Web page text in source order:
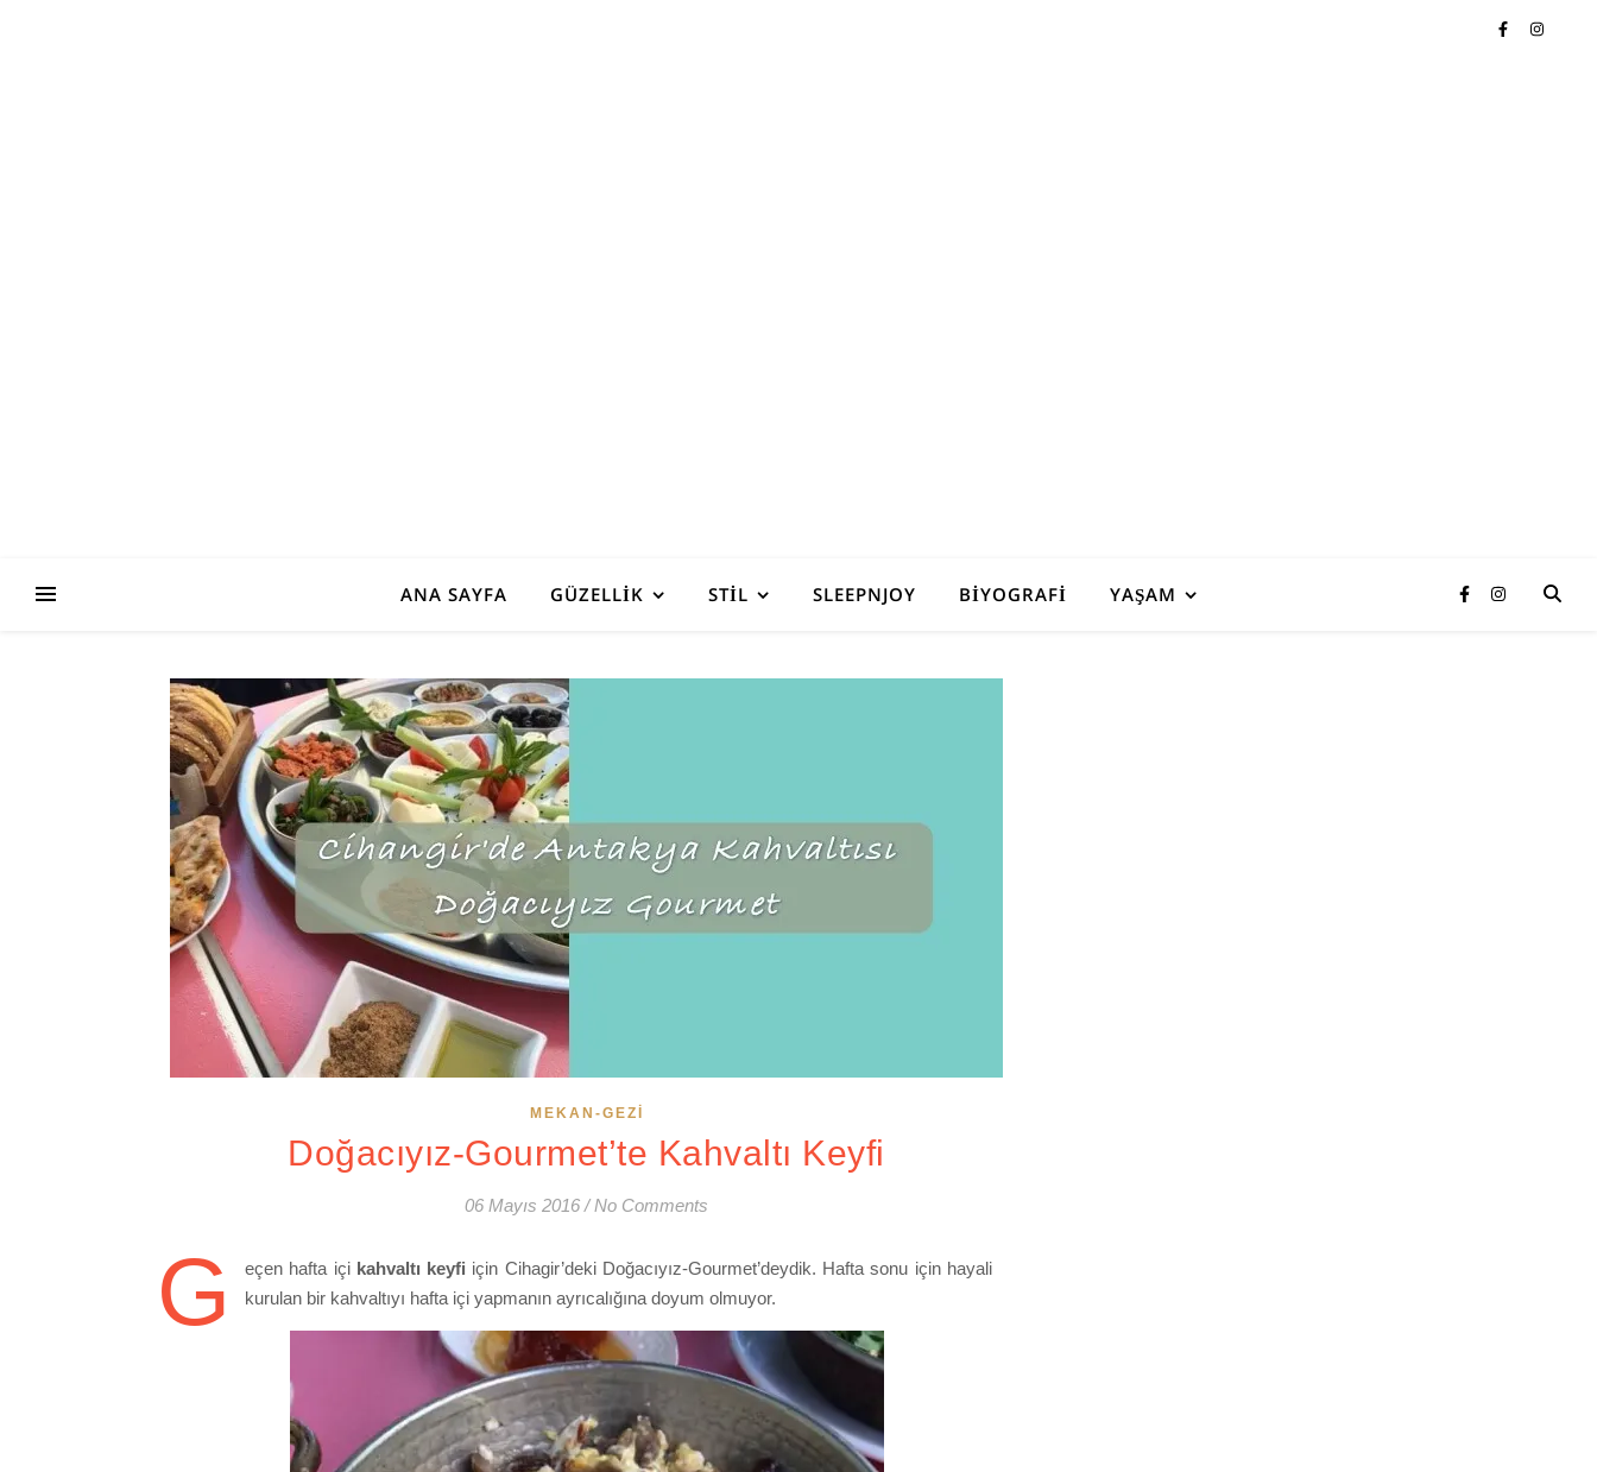
ANA SAYFA GÜZELLIK STIL SLEEPNJOY BIYOGRAFI YAŞAM
MEKAN-GEZI
Doğacıyız-Gourmet’te Kahvaltı Keyfi
06 Mayıs 2016 / No Comments
G eçen hafta içi kahvaltı keyfi için Cihagir’deki Doğacıyız-Gourmet’deydik. Hafta sonu için hayali
kurulan bir kahvaltıyı hafta içi yapmanın ayrıcalığına doyum olmuyor.